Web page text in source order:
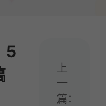
5
上
一
篇：